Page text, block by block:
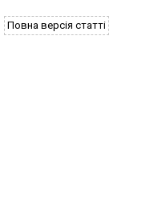
Повна версія статті